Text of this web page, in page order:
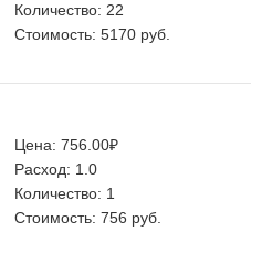
Количество: 22
Стоимость: 5170 руб.
Цена: 756.00₽
Расход: 1.0
Количество: 1
Стоимость: 756 руб.